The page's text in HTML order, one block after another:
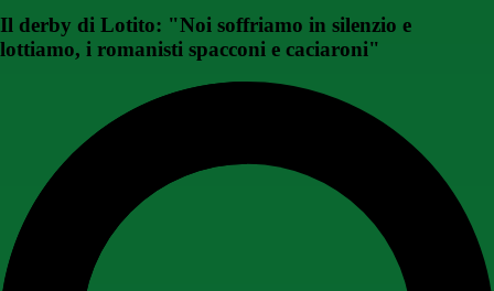
Il derby di Lotito: "Noi soffriamo in silenzio e
lottiamo, i romanisti spacconi e caciaroni"